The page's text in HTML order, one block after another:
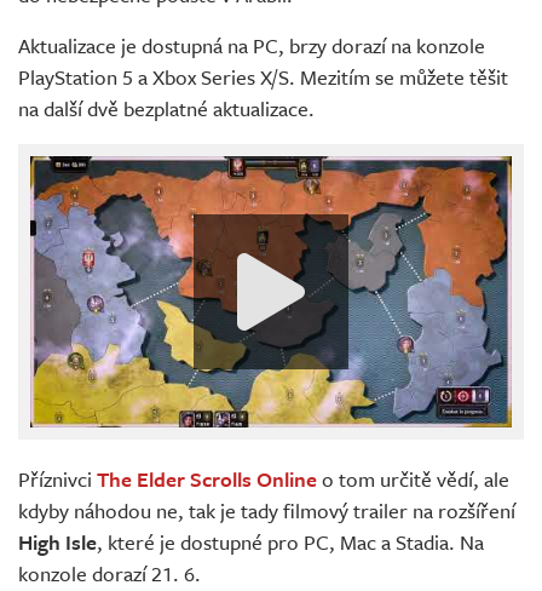
Aktualizace je dostupná na PC, brzy dorazí na konzole
PlayStation 5 a Xbox Series X/S. Mezitím se můžete těšit
na další dvě bezplatné aktualizace.
Příznivci The Elder Scrolls Onlineo tom určitě vědí, ale
kdyby náhodou ne, tak je tady filmový trailer na rozšíření
High Isle, které je dostupné pro PC, Mac a Stadia. Na
konzole dorazí 21. 6.